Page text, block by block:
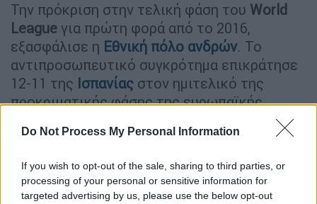
Do Not Process My Personal Information
If you wish to opt-out of the sale, sharing to third parties, or
processing of your personal or sensitive information for
targeted advertising by us, please use the below opt-out
Την πρόκριση στην τελική φάση του World
League για πρώτη φορά από το 2016,
εξασφάλισε η Εθνική πόλο ανδρών. Το
αντιπροσωπευτικό συγκρότημα επικράτησε
12-11 της Ισπανίας στον ημιτελικό της
προκριματικής φάσης της ευρωπαϊκής
ζώνης, που διεξάγεται στο Ντέμπρετσεν της
Ουγγαρίας, και «σφράγισε» ένα από τα τρία
διοργάνωσης, που θα γίνει το καλοκαίρι του
2021.